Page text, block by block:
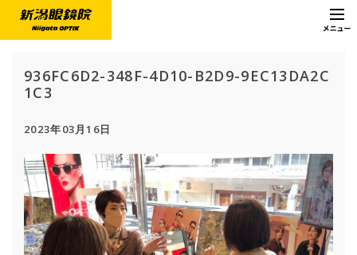
936FC6D2-348F-4D10-B2D9-9EC13DA2C
1C3
2023年03月16日